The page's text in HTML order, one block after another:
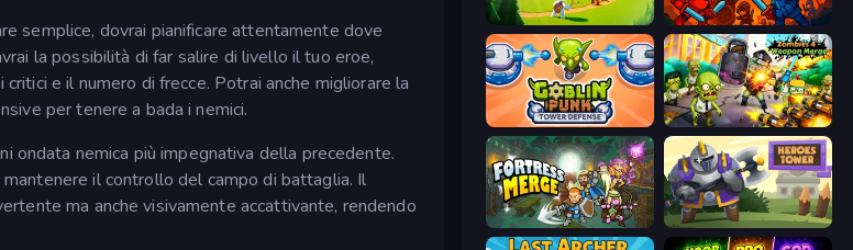
semplice, dovrai pianificare attentamente dove
la possibilità di far salire di livello il tuo eroe,
e il numero di frecce. Potrai anche migliorare la
per tenere a bada i nemici.
ondata nemica più impegnativa della precedente.
il controllo del campo di battaglia. Il
ma anche visivamente accattivante, rendendo
Age Of Arms Throne Tactics
Goblin Punk Tower Defense Zombies 4 Weapon Merge
Fortress Merge Heroes Tower